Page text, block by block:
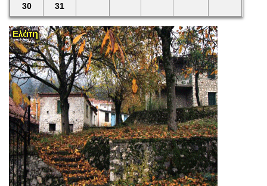
30 31